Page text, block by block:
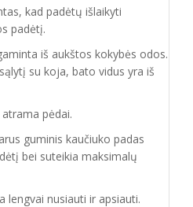
kad padėtų išlaikyti
padėtį.
iš aukštos kokybės odos.
su koja, bato vidus yra iš
pėdai.
guminis kaučiuko padas
bei suteikia maksimalų
lengvai nusiauti ir apsiauti.